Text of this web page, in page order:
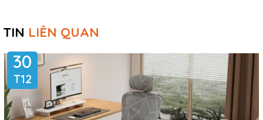
TIN LIÊN QUAN
30
T12